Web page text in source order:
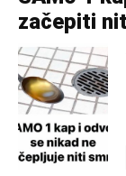
začepiti